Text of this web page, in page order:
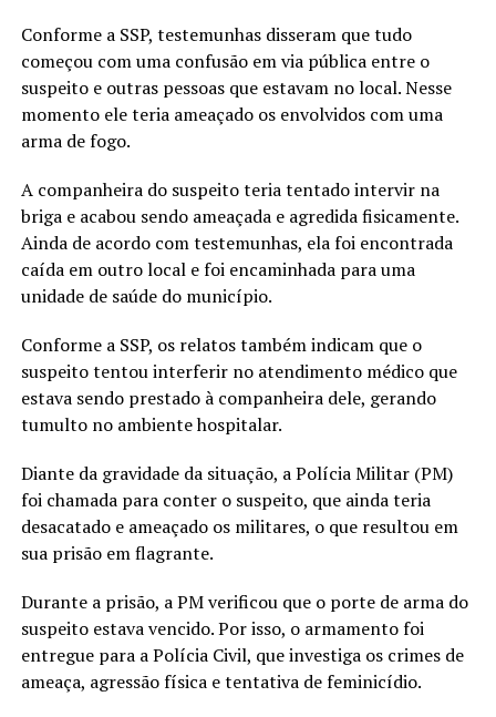
Conforme a SSP, testemunhas disseram que tudo
começou com uma confusão em via pública entre o
suspeito e outras pessoas que estavam no local. Nesse
momento ele teria ameaçado os envolvidos com uma
arma de fogo.
A companheira do suspeito teria tentado intervir na
briga e acabou sendo ameaçada e agredida fisicamente.
Ainda de acordo com testemunhas, ela foi encontrada
caída em outro local e foi encaminhada para uma
unidade de saúde do município.
Conforme a SSP, os relatos também indicam que o
suspeito tentou interferir no atendimento médico que
estava sendo prestado à companheira dele, gerando
tumulto no ambiente hospitalar.
Diante da gravidade da situação, a Polícia Militar (PM)
foi chamada para conter o suspeito, que ainda teria
desacatado e ameaçado os militares, o que resultou em
sua prisão em flagrante.
Durante a prisão, a PM verificou que o porte de arma do
suspeito estava vencido. Por isso, o armamento foi
entregue para a Polícia Civil, que investiga os crimes de
ameaça, agressão física e tentativa de feminicídio.